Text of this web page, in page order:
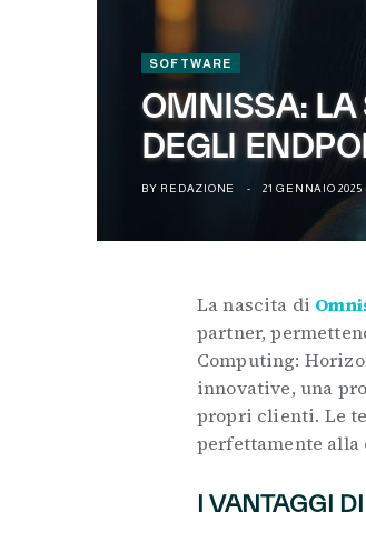
SOFTWARE
OMNISSA: LA
DEGLI
BY REDAZIONE 21 GENNAIO 2025
La nascita di
partner,
Computing:
innovative, una
propri clienti. Le
perfettamente alla
I VANTAGGI